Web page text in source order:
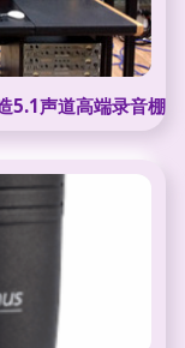
5.1声道高端录音棚